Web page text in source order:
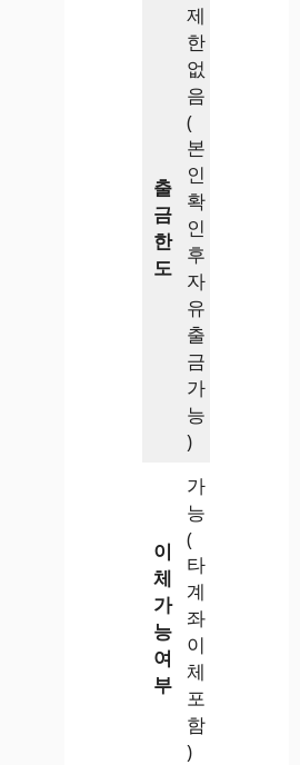
출
금
한
도
제
한
없
음
(
본
인
확
인
후
자
유
출
금
가
능
)
이
체
가
능
여
부
가
능
(
타
계
좌
이
체
포
함
)